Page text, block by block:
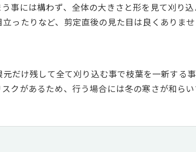
事には構わず、全体の大きさと形を見て刈り
ったりなど、剪定直後の見た目は良くありま
だけ残して全て刈り込む事で枝葉を一新する
クがあるため、行う場合には冬の寒さが和ら